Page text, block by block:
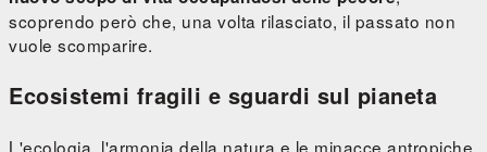
scoprendo però che, una volta rilasciato, il passato non
vuole scomparire.
Ecosistemi fragili e sguardi sul pianeta
L'ecologia, l'armonia della natura e le minacce antropiche